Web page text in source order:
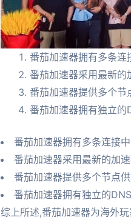
番茄加速器拥有多条连
番茄加速器采用最新的
番茄加速器提供多个节
番茄加速器拥有独立的
番茄加速器拥有多条连接
番茄加速器采用最新的加
番茄加速器提供多个节点
番茄加速器拥有独立的
综上所述,番茄加速器为海外